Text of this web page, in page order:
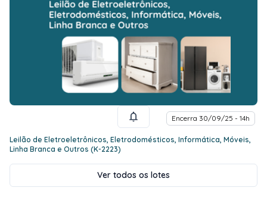
Encerra 30/09/25 - 14h
Leilão de Eletroeletrônicos, Eletrodomésticos, Informática, Móveis,
Linha Branca e Outros (K-2223)
Ver todos os lotes